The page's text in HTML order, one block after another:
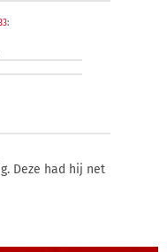
:
Deze had hij net